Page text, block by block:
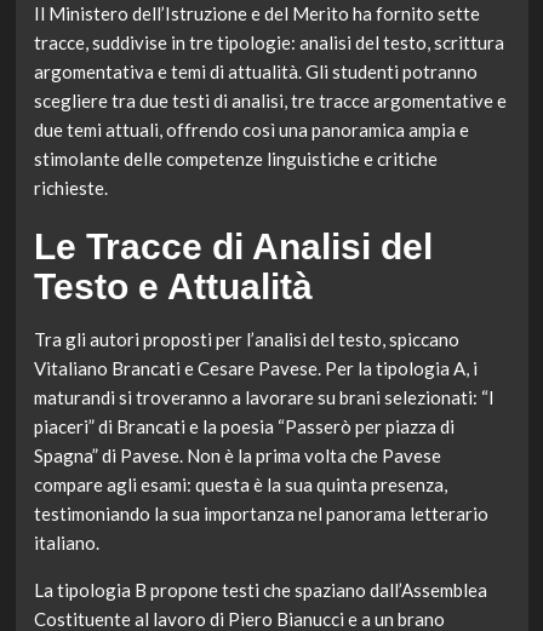
Il Ministero dell’Istruzione e del Merito ha fornito sette
tracce, suddivise in tre tipologie: analisi del testo, scrittura
argomentativa e temi di attualità. Gli studenti potranno
scegliere tra due testi di analisi, tre tracce argomentative e
due temi attuali, offrendo così una panoramica ampia e
stimolante delle competenze linguistiche e critiche
richieste.
Le Tracce di Analisi del
Testo e Attualità
Tra gli autori proposti per l’analisi del testo, spiccano
Vitaliano Brancati e Cesare Pavese. Per la tipologia A, i
maturandi si troveranno a lavorare su brani selezionati: “I
piaceri” di Brancati e la poesia “Passerò per piazza di
Spagna” di Pavese. Non è la prima volta che Pavese
compare agli esami: questa è la sua quinta presenza,
testimoniando la sua importanza nel panorama letterario
italiano.
La tipologia B propone testi che spaziano dall’Assemblea
Costituente al lavoro di Piero Bianucci e a un brano